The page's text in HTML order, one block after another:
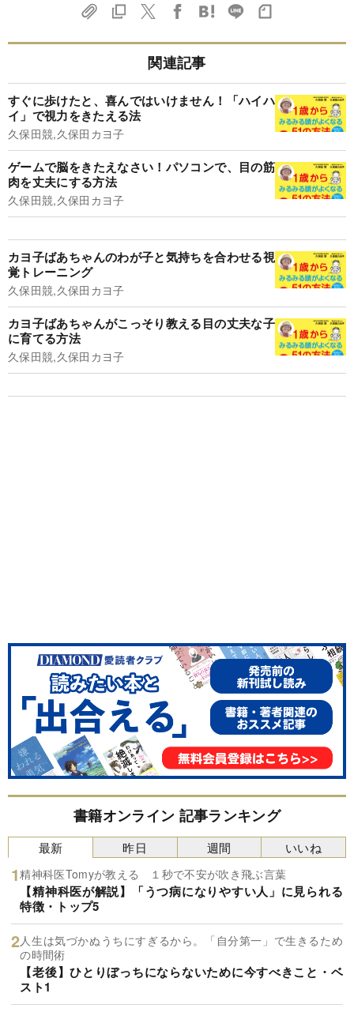
関連記事
すぐに歩けたと、喜んではいけません！「ハイハ
イ」で視力をきたえる法
久保田競,久保田カヨ子
ゲームで脳をきたえなさい！パソコンで、目の筋
肉を丈夫にする方法
久保田競,久保田カヨ子
カヨ子ばあちゃんのわが子と気持ちを合わせる視
覚トレーニング
久保田競,久保田カヨ子
カヨ子ばあちゃんがこっそり教える目の丈夫な子
に育てる方法
久保田競,久保田カヨ子
書籍オンライン 記事ランキング
最新
精神科医Tomyが教える １秒で不安が吹き飛ぶ言葉
【精神科医が解説】「うつ病になりやすい人」に見られる
特徴・トップ5
人生は気づかぬうちにすぎるから。「自分第一」で生きるため
の時間術
【老後】ひとりぼっちにならないために今すべきこと・ベ
スト1
昨日 週間 いいね